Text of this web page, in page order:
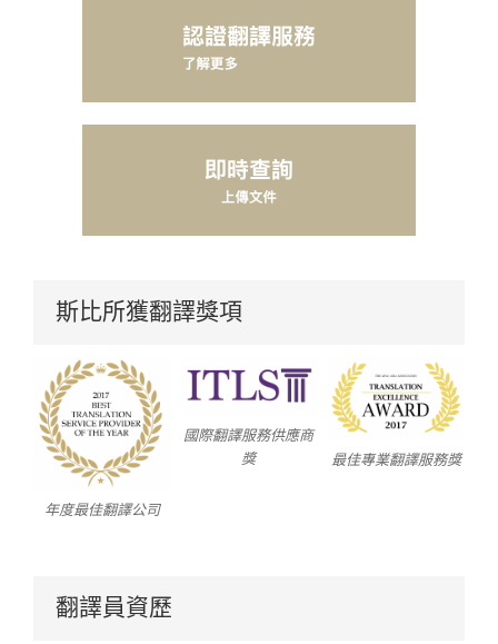
斯比所獲翻譯獎項
年度最佳翻譯公司
國際翻譯服務供應商
獎
最佳專業翻譯服務獎
翻譯員資歷